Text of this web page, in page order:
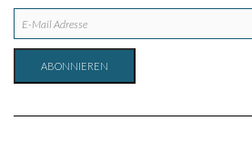
MAIL
ADRESSE
ABONNIEREN